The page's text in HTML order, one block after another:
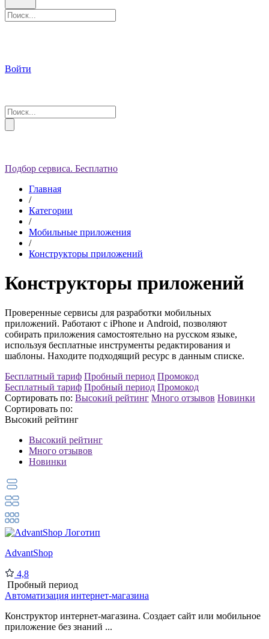
Войти
Подбор сервиса. Бесплатно
Главная
/
Категории
/
Мобильные приложения
/
Конструкторы приложений
Конструкторы приложений
Проверенные сервисы для разработки мобильных
приложений. Работают с iPhone и Android, позволяют
собирать приложения самостоятельно на русском языке,
используя бесплатные инструменты редактирования и
шаблоны. Находите подходящий ресурс в данным списке.
Бесплатный тариф Пробный период Промокод
Бесплатный тариф Пробный период Промокод
Сортировать по: Высокий рейтинг Много отзывов Новинки
Сортировать по:
Высокий рейтинг
Высокий рейтинг
Много отзывов
Новинки
AdvantShop
4,8
Пробный период
Автоматизация интернет-магазина
Конструктор интернет-магазина. Создает сайт или мобильное
приложение без знаний ...